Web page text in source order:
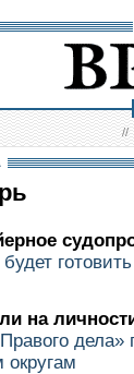
//
будет
на